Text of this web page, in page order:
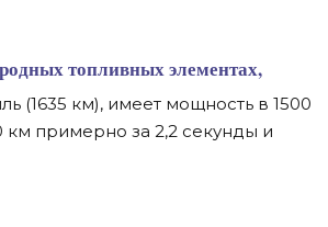
топливных элементах,
(1635 км), имеет мощность в 1500
км примерно за 2,2 секунды и